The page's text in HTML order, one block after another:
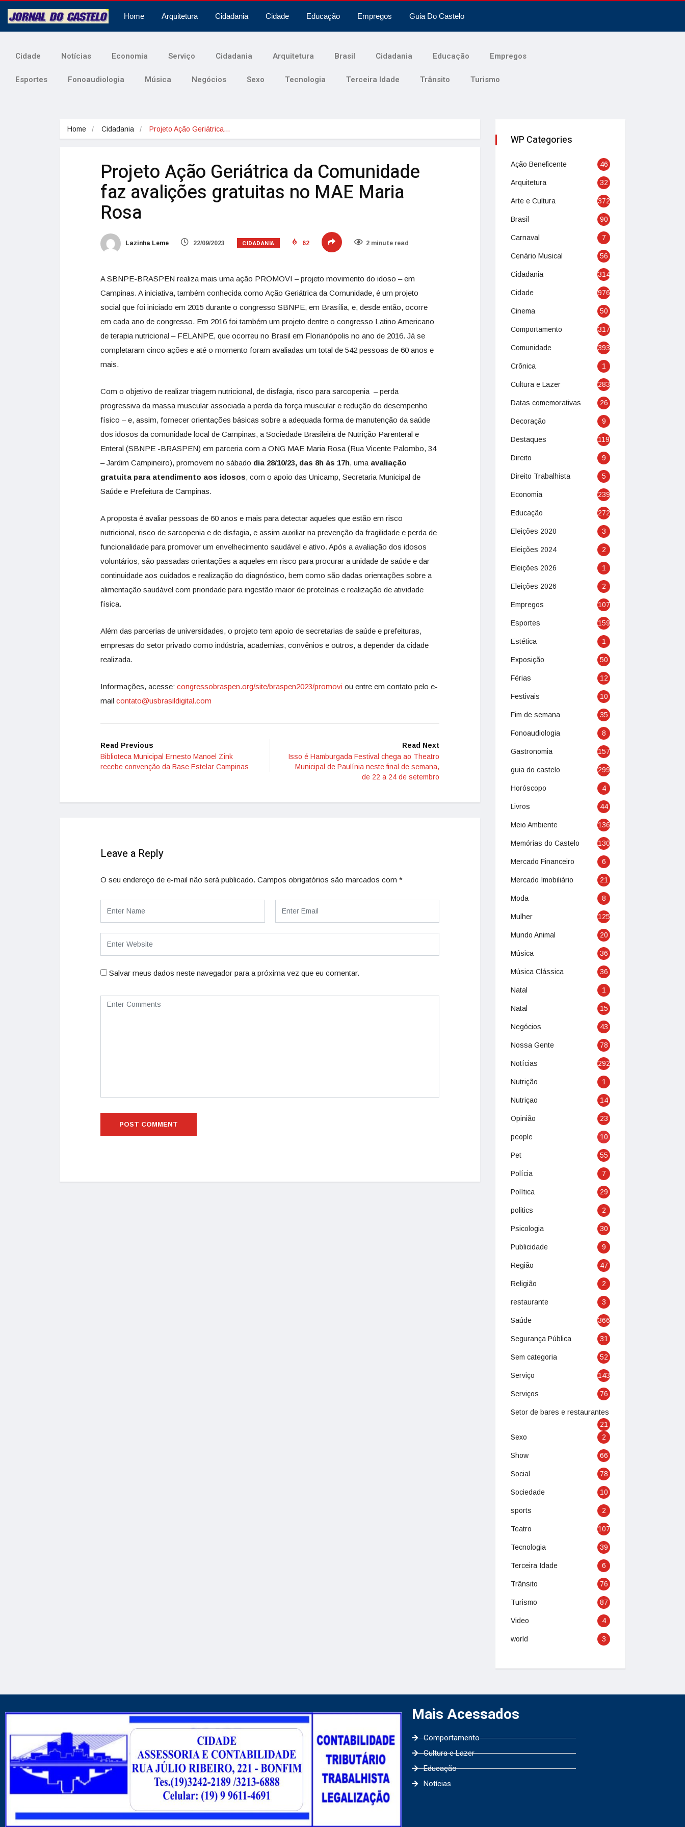
Home Arquitetura Cidadania Cidade Educação Empregos Guia Do Castelo
Cidade Notícias Economia Serviço Cidadania Arquitetura Brasil Cidadania Educação Empregos
Esportes Fonoaudiologia Música Negócios Sexo Tecnologia Terceira Idade Trânsito Turismo
Home Cidadania Projeto Ação Geriátrica…
Projeto Ação Geriátrica da Comunidade
faz avalições gratuitas no MAE Maria
Rosa
Lazinha Leme 22/09/2023 CIDADANIA 62 2 minute read
A SBNPE-BRASPEN realiza mais uma ação PROMOVI – projeto movimento do idoso – em
Campinas. A iniciativa, também conhecida como Ação Geriátrica da Comunidade, é um projeto
social que foi iniciado em 2015 durante o congresso SBNPE, em Brasília, e, desde então, ocorre
em cada ano de congresso. Em 2016 foi também um projeto dentre o congresso Latino Americano
de terapia nutricional – FELANPE, que ocorreu no Brasil em Florianópolis no ano de 2016. Já se
completaram cinco ações e até o momento foram avaliadas um total de 542 pessoas de 60 anos e
mais.
Com o objetivo de realizar triagem nutricional, de disfagia, risco para sarcopenia – perda
progressiva da massa muscular associada a perda da força muscular e redução do desempenho
físico – e, assim, fornecer orientações básicas sobre a adequada forma de manutenção da saúde
dos idosos da comunidade local de Campinas, a Sociedade Brasileira de Nutrição Parenteral e
Enteral (SBNPE -BRASPEN) em parceria com a ONG MAE Maria Rosa (Rua Vicente Palombo, 34
– Jardim Campineiro), promovem no sábado dia 28/10/23, das 8h às 17h, uma avaliação
gratuita para atendimento aos idosos, com o apoio das Unicamp, Secretaria Municipal de
Saúde e Prefeitura de Campinas.
A proposta é avaliar pessoas de 60 anos e mais para detectar aqueles que estão em risco
nutricional, risco de sarcopenia e de disfagia, e assim auxiliar na prevenção da fragilidade e perda de
funcionalidade para promover um envelhecimento saudável e ativo. Após a avaliação dos idosos
voluntários, são passadas orientações a aqueles em risco para procurar a unidade de saúde e dar
continuidade aos cuidados e realização do diagnóstico, bem como são dadas orientações sobre a
alimentação saudável com prioridade para ingestão maior de proteínas e realização de atividade
física.
Além das parcerias de universidades, o projeto tem apoio de secretarias de saúde e prefeituras,
empresas do setor privado como indústria, academias, convênios e outros, a depender da cidade
realizada.
Informações, acesse: congressobraspen.org/site/braspen2023/promovi ou entre em contato pelo e-
mail contato@usbrasildigital.com
Read Previous
Biblioteca Municipal Ernesto Manoel Zink
recebe convenção da Base Estelar Campinas
Read Next
Isso é Hamburgada Festival chega ao Theatro
Municipal de Paulínia neste final de semana,
de 22 a 24 de setembro
Leave a Reply
O seu endereço de e-mail não será publicado. Campos obrigatórios são marcados com *
Salvar meus dados neste navegador para a próxima vez que eu comentar.
WP Categories
Ação Beneficente 46
Arquitetura 32
Arte e Cultura 372
Brasil 90
Carnaval 7
Cenário Musical 56
Cidadania 314
Cidade 976
Cinema 50
Comportamento 317
Comunidade 393
Crônica 1
Cultura e Lazer 283
Datas comemorativas 26
Decoração 9
Destaques 119
Direito 9
Direito Trabalhista 5
Economia 239
Educação 272
Eleições 2020 3
Eleições 2024 2
Eleições 2026 1
Eleições 2026 2
Empregos 107
Esportes 159
Estética 1
Exposição 50
Férias 12
Festivais 10
Fim de semana 35
Fonoaudiologia 8
Gastronomia 157
guia do castelo 299
Horóscopo 4
Livros 44
Meio Ambiente 136
Memórias do Castelo 130
Mercado Financeiro 6
Mercado Imobiliário 21
Moda 8
Mulher 125
Mundo Animal 20
Música 36
Música Clássica 36
Natal 1
Natal 15
Negócios 43
Nossa Gente 78
Notícias 292
Nutrição 1
Nutriçao 14
Opinião 23
people 10
Pet 55
Polícia 7
Política 29
politics 2
Psicologia 30
Publicidade 9
Região 47
Religião 2
restaurante 3
Saúde 366
Segurança Pública 31
Sem categoria 52
Serviço 143
Serviços 76
Setor de bares e restaurantes
21
Sexo
2
Show 66
Social 78
Sociedade 10
sports 2
Teatro 107
Tecnologia 39
Terceira Idade 6
Trânsito 76
Turismo 87
Video 4
world 3
Mais Acessados
Comportamento
Cultura e Lazer
Educação
Notícias